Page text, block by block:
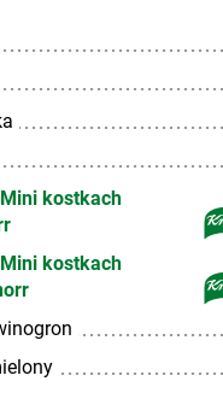
kostkach
kostkach